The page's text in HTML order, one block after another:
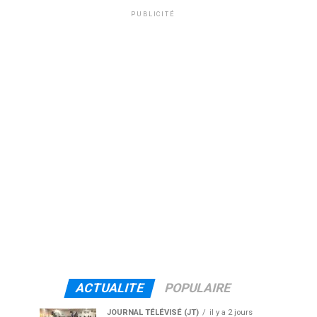
PUBLICITÉ
ACTUALITE POPULAIRE
JOURNAL TÉLÉVISÉ (JT) il y a 2 jours